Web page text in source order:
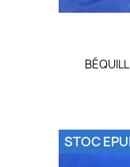
STOC